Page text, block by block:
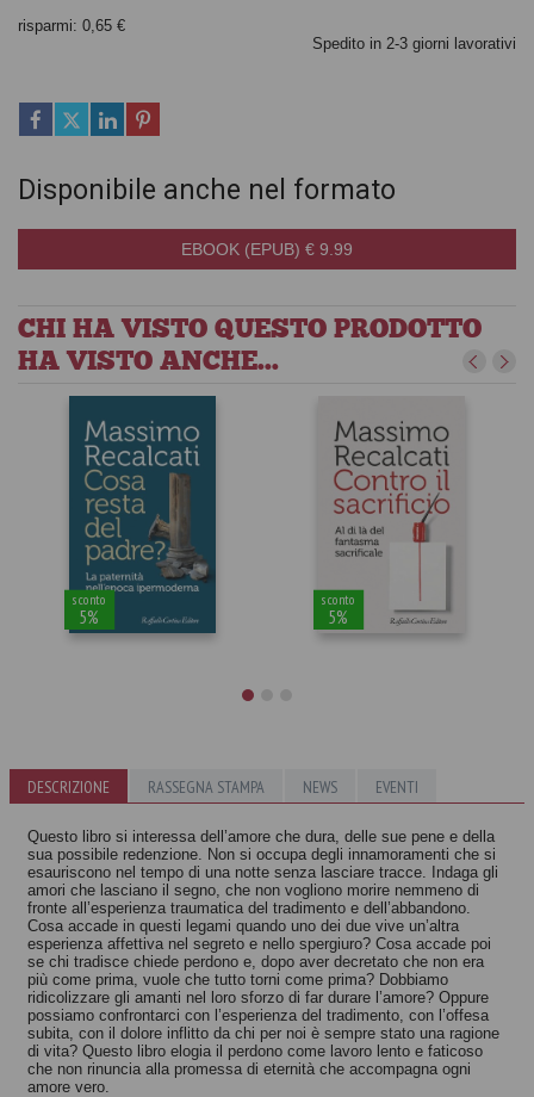
risparmi: 0,65 €
Spedito in 2-3 giorni lavorativi
Disponibile anche nel formato
EBOOK (EPUB) € 9.99
CHI HA VISTO QUESTO PRODOTTO
HA VISTO ANCHE...
sconto
5%
Cosa resta del
padre?
Massimo Recalcati
sconto
5%
sacrificio
Massimo Recalcati
DESCRIZIONE RASSEGNA STAMPA NEWS EVENTI
Questo libro si interessa dell’amore che dura, delle sue pene e della
sua possibile redenzione. Non si occupa degli innamoramenti che si
esauriscono nel tempo di una notte senza lasciare tracce. Indaga gli
amori che lasciano il segno, che non vogliono morire nemmeno di
fronte all’esperienza traumatica del tradimento e dell’abbandono.
Cosa accade in questi legami quando uno dei due vive un’altra
esperienza affettiva nel segreto e nello spergiuro? Cosa accade poi
se chi tradisce chiede perdono e, dopo aver decretato che non era
più come prima, vuole che tutto torni come prima? Dobbiamo
ridicolizzare gli amanti nel loro sforzo di far durare l’amore? Oppure
possiamo confrontarci con l’esperienza del tradimento, con l’offesa
subita, con il dolore inflitto da chi per noi è sempre stato una ragione
di vita? Questo libro elogia il perdono come lavoro lento e faticoso
che non rinuncia alla promessa di eternità che accompagna ogni
amore vero.